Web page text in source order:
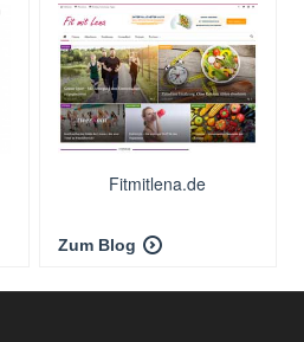
Fitmitlena.de
Zum Blog